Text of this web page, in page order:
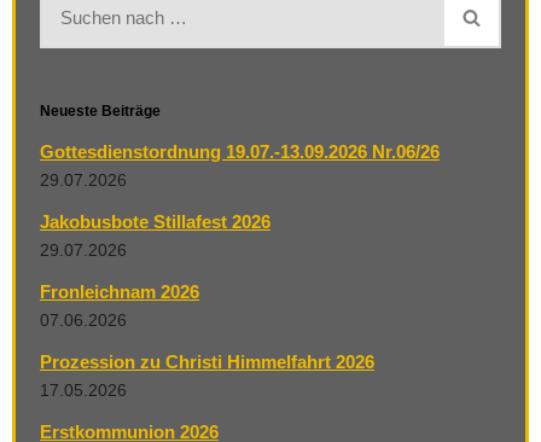
Neueste Beiträge
Gottesdienstordnung 19.07.-13.09.2026 Nr.06/26
29.07.2026
Jakobusbote Stillafest 2026
29.07.2026
Fronleichnam 2026
07.06.2026
Prozession zu Christi Himmelfahrt 2026
17.05.2026
Erstkommunion 2026